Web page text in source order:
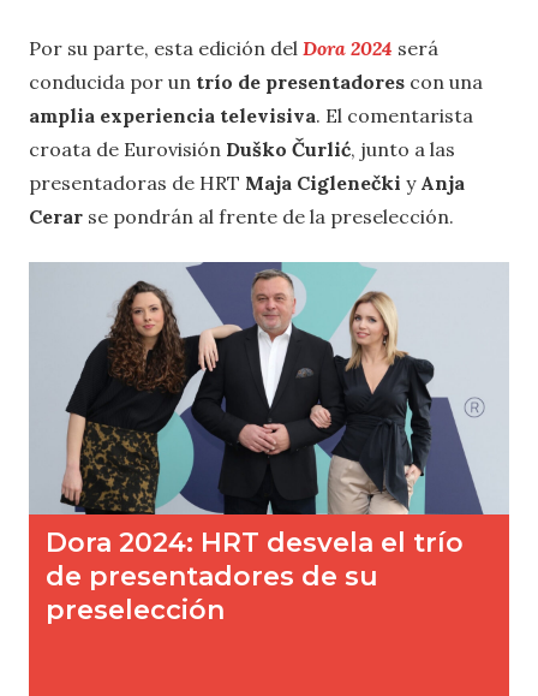
Por su parte, esta edición del Dora 2024 será
conducida por un trío de presentadores con una
amplia experiencia televisiva. El comentarista
croata de Eurovisión Duško Čurlić, junto a las
presentadoras de HRT Maja Ciglenečki y Anja
Cerar se pondrán al frente de la preselección.